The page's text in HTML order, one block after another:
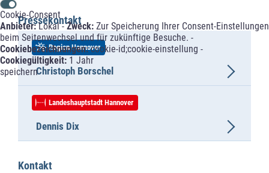
Cookie-Consent
Anbieter:Lokal -Zweck: Zur Speicherung Ihrer Consent-Einstellungen
beim Seitenwechsel und für zukünftige Besuche. -
Cookiebezeichnungen:cookie-id;cookie-einstellung -
Cookiegültigkeit: 1 Jahr
speichern
Pressekontakt
Region Hannover
Christoph Borschel
Landeshauptstadt Hannover
Dennis Dix
Kontakt